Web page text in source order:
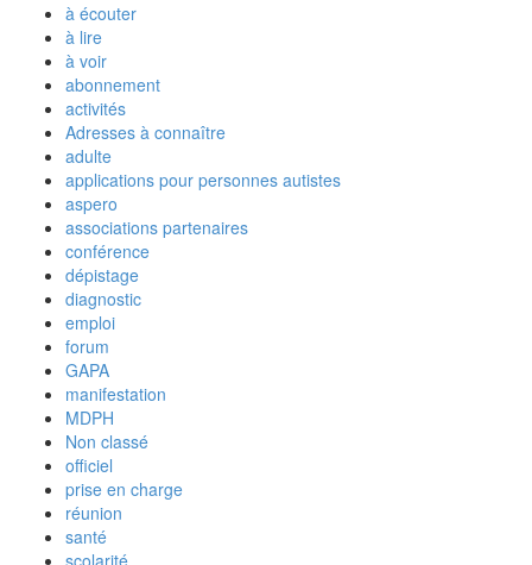
à écouter
à lire
à voir
abonnement
activités
Adresses à connaître
adulte
applications pour personnes autistes
aspero
associations partenaires
conférence
dépistage
diagnostic
emploi
forum
GAPA
manifestation
MDPH
Non classé
officiel
prise en charge
réunion
santé
scolarité